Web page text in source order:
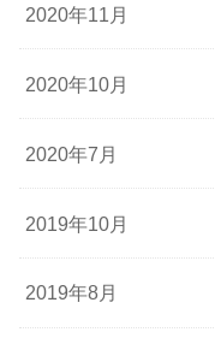
2020年11月
2020年10月
2020年7月
2019年10月
2019年8月